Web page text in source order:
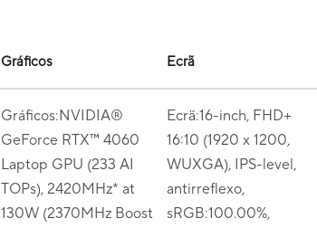
Gráficos Ecrã
Gráficos:NVIDIA®
GeForce RTX™ 4060
Laptop GPU (233 AI
TOPs), 2420MHz* at
130W (2370MHz Boost
Ecrã:16-inch, FHD+
16:10 (1920 x 1200,
WUXGA), IPS-level,
antirreflexo,
sRGB:100.00%,